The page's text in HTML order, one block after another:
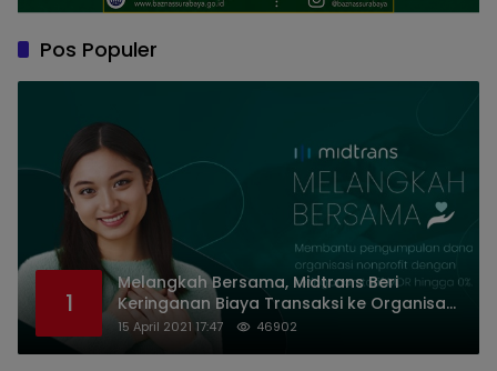
Pos Populer
1
Melangkah Bersama, Midtrans Beri
Keringanan Biaya Transaksi ke Organisasi
Nirlaba Indonesia
15 April 2021 17:47 46902